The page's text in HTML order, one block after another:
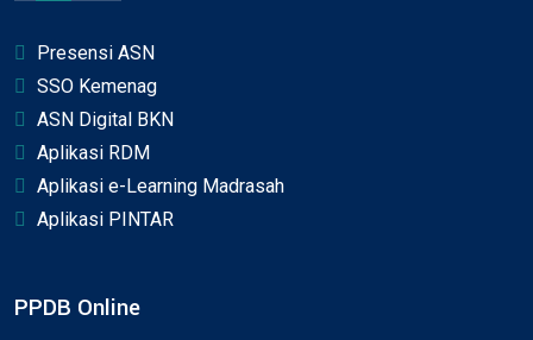
Presensi ASN
SSO Kemenag
ASN Digital BKN
Aplikasi RDM
Aplikasi e-Learning Madrasah
Aplikasi PINTAR
PPDB Online